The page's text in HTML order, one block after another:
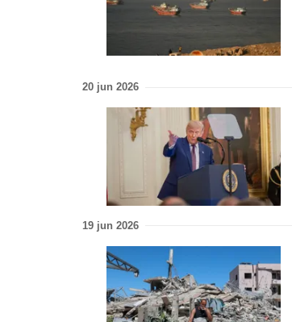
20 jun 2026
19 jun 2026